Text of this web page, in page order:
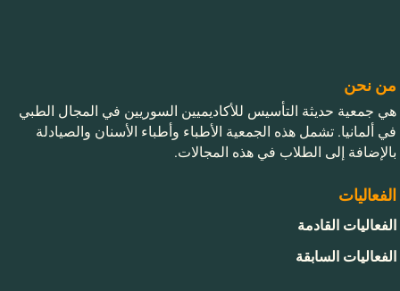
من نحن
هي جمعية حديثة التأسيس للأكاديميين السوريين في المجال الطبي
في ألمانيا. تشمل هذه الجمعية الأطباء وأطباء الأسنان والصيادلة
بالإضافة إلى الطلاب في هذه المجالات.
الفعاليات
الفعاليات القادمة
الفعاليات السابقة